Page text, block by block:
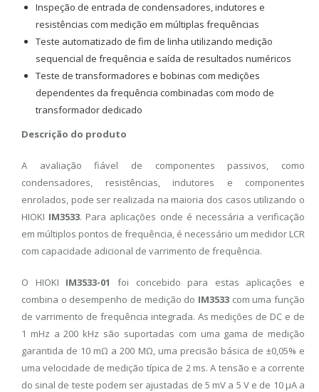
Inspeção de entrada de condensadores, indutores e
resistências com medição em múltiplas frequências
Teste automatizado de fim de linha utilizando medição
sequencial de frequência e saída de resultados numéricos
Teste de transformadores e bobinas com medições
dependentes da frequência combinadas com modo de
transformador dedicado
Descrição do produto
A avaliação fiável de componentes passivos, como
condensadores, resistências, indutores e componentes
enrolados, pode ser realizada na maioria dos casos utilizando o
HIOKI IM3533. Para aplicações onde é necessária a verificação
em múltiplos pontos de frequência, é necessário um medidor LCR
com capacidade adicional de varrimento de frequência.
O HIOKI IM3533-01
foi concebido para estas aplicações e
combina o desempenho de medição do IM3533 com uma função
de varrimento de frequência integrada. As medições de DC e de
1 mHz a 200 kHz são suportadas com uma gama de medição
garantida de 10 mΩ a 200 MΩ, uma precisão básica de ±0,05% e
uma velocidade de medição típica de 2 ms. A tensão e a corrente
do sinal de teste podem ser ajustadas de 5 mV a 5 V e de 10 μA a